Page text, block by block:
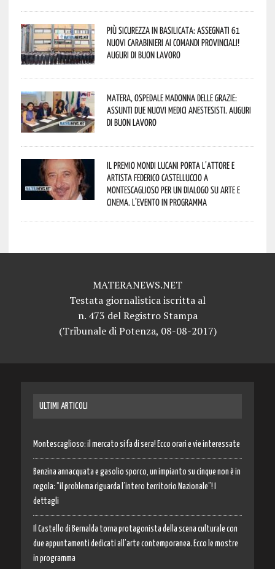
Più sicurezza in Basilicata: assegnati 61
nuovi Carabinieri ai Comandi provinciali!
Auguri di buon lavoro
Matera, Ospedale Madonna delle Grazie:
assunti due nuovi medici anestesisti. Auguri
di buon lavoro
Il Premio Mondi Lucani porta l’attore e
artista Federico Castelluccio a
Montescaglioso per un dialogo su arte e
cinema. L’evento in programma
MATERANEWS.NET
Testata giornalistica iscritta al
n. 473 del Registro Stampa
(Tribunale di Potenza, 08-08-2017)
ULTIMI ARTICOLI
Montescaglioso: il mercato si fa di sera! Ecco orari e vie interessate
Benzina annacquata e gasolio sporco, un impianto su cinque non è in
regola: “il problema riguarda l’intero territorio Nazionale”! I
dettagli
Il Castello di Bernalda torna protagonista della scena culturale con
due appuntamenti dedicati all’arte contemporanea. Ecco le mostre
in programma